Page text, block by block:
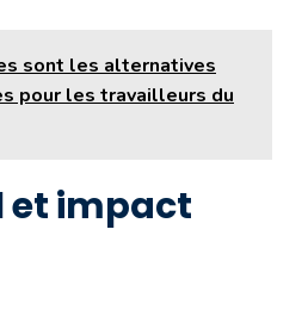
sont les alternatives
pour les travailleurs du
et impact